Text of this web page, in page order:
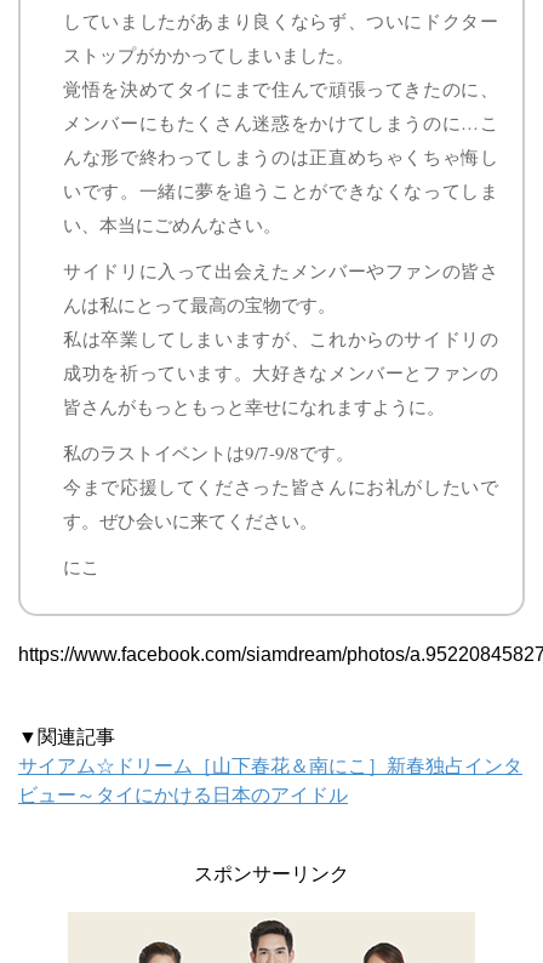
していましたがあまり良くならず、ついにドクター
ストップがかかってしまいました。
覚悟を決めてタイにまで住んで頑張ってきたのに、
メンバーにもたくさん迷惑をかけてしまうのに…こ
んな形で終わってしまうのは正直めちゃくちゃ悔し
いです。一緒に夢を追うことができなくなってしま
い、本当にごめんなさい。
サイドリに入って出会えたメンバーやファンの皆さ
んは私にとって最高の宝物です。
私は卒業してしまいますが、これからのサイドリの
成功を祈っています。大好きなメンバーとファンの
皆さんがもっともっと幸せになれますように。
私のラストイベントは9/7-9/8です。
今まで応援してくださった皆さんにお礼がしたいで
す。ぜひ会いに来てください。
にこ
https://www.facebook.com/siamdream/photos/
▼関連記事
サイアム☆ドリーム［山下春花＆南にこ］新春独占インタ
ビュー～タイにかける日本のアイドル
スポンサーリンク